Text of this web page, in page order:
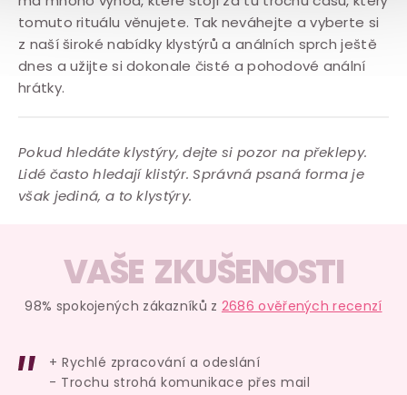
tomuto rituálu věnujete. Tak neváhejte a vyberte si
z naší široké nabídky klystýrů a análních sprch ještě
dnes a užijte si dokonale čisté a pohodové anální
hrátky.
Pokud hledáte klystýry, dejte si pozor na překlepy.
Lidé často hledají klistýr. Správná psaná forma je
však jediná, a to klystýry.
VAŠE ZKUŠENOSTI
98% spokojených zákazníků z 2686 ověřených recenzí
+ Rychlé zpracování a odeslání
- Trochu strohá komunikace přes mail